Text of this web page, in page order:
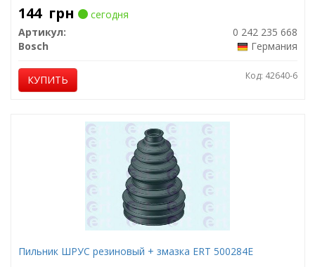
144 грн
сегодня
Артикул:
0 242 235 668
Bosch
Германия
КУПИТЬ Код: 42640-6
Пильник ШРУС резиновый + змазка ERT 500284E